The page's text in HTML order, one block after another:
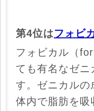
第4位はフォビ
フォビカル（
ても有名なゼ
す。ゼニカル
体内で脂肪を